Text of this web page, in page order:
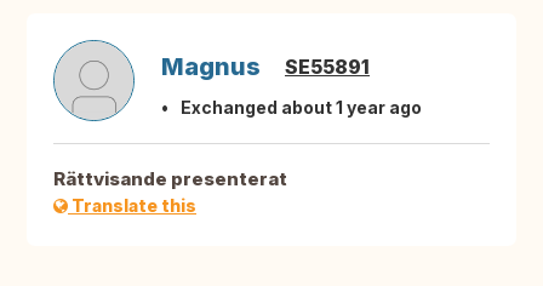
Magnus SE55891
Exchanged about 1 year ago
Rättvisande presenterat
Translate this